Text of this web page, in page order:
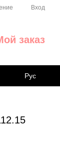
Вход
заказ
Рус